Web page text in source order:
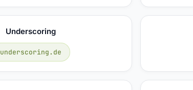
Underscoring
underscoring.de